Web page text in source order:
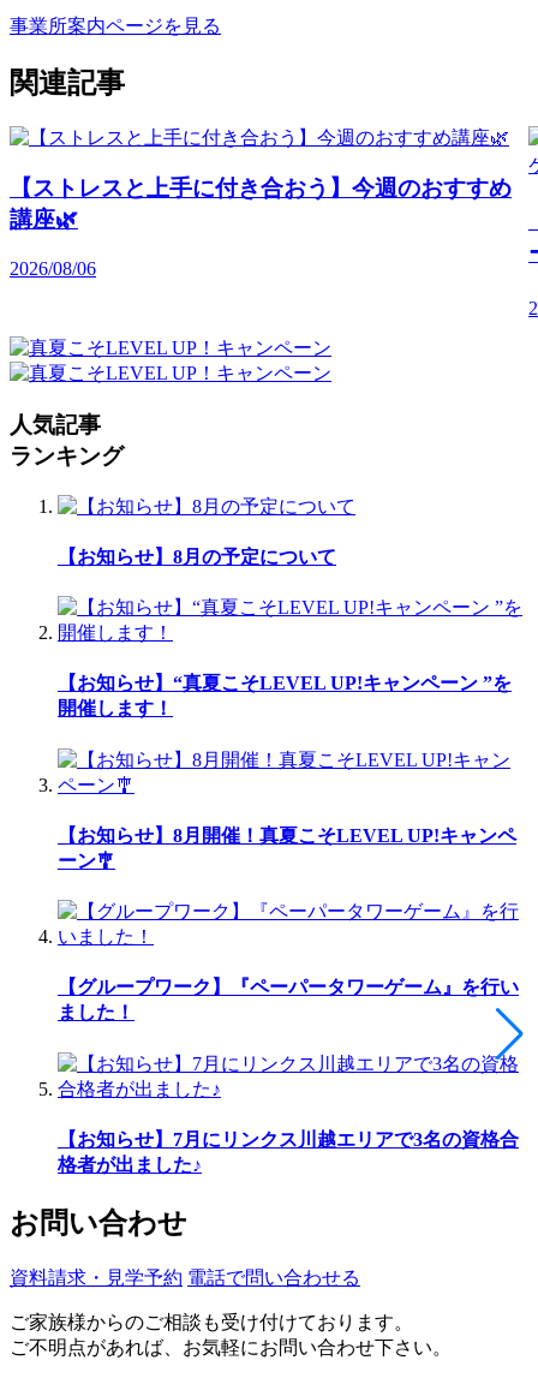
事業所案内ページを見る
関連記事
【ストレスと上手に付き合おう】今週のおすすめ
講座🌿
2026/08/06
人気記事
ランキング
【お知らせ】8月の予定について
【お知らせ】“真夏こそLEVEL UP!キャンペーン ”を
開催します！
【お知らせ】8月開催！真夏こそLEVEL UP!キャンペ
ーン🎐
【グループワーク】『ペーパータワーゲーム』を行い
ました！
【お知らせ】7月にリンクス川越エリアで3名の資格合
格者が出ました♪
お問い合わせ
資料請求・見学予約 電話で問い合わせる
ご家族様からのご相談も受け付けております。
ご不明点があれば、お気軽にお問い合わせ下さい。